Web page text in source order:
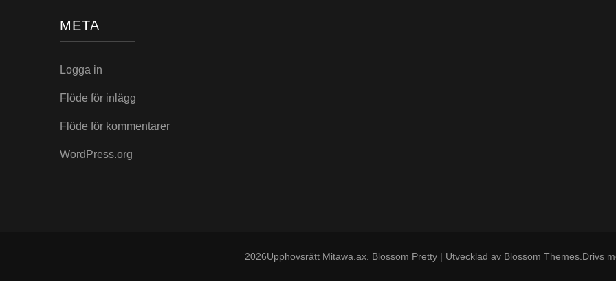
META
Logga in
Flöde för inlägg
Flöde för kommentarer
WordPress.org
2026Upphovsrätt Mitawa.ax. Blossom Pretty | Utvecklad av Blossom Themes.Drivs